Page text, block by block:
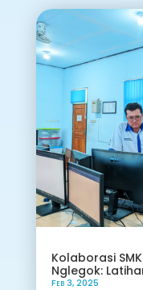
Kolaborasi
Nglegok:
Feb 3, 2025